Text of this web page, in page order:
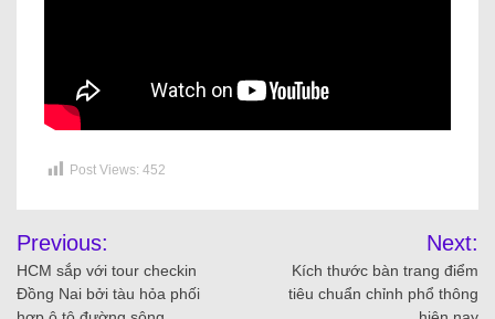
Post Views: 452
Previous:
HCM sắp với tour checkin
Đồng Nai bởi tàu hỏa phối
Next:
Kích thước bàn trang điểm
tiêu chuẩn chỉnh phổ thông